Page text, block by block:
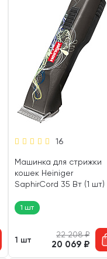
16
Машинка для стрижки
кошек Heiniger
SaphirCord 35 Вт (1 шт)
1 шт
1 шт
22 208₽
20 069 ₽